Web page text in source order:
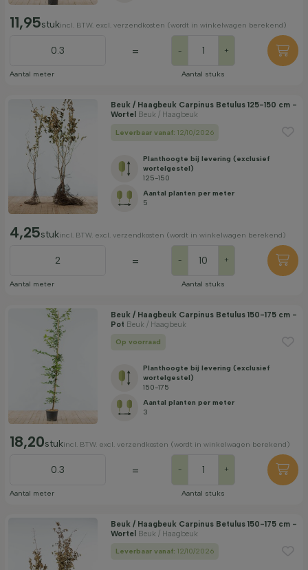
11,95stukincl. BTW. excl. verzendkosten (wordt in winkelwagen berekend)
Aantal meter
= - +
Aantal stuks
Beuk / Haagbeuk Carpinus Betulus 125-150 cm -
Wortel Beuk / Haagbeuk
Leverbaar vanaf: 12/10/2026
Planthoogte bij levering (exclusief
wortelgestel)
125-150
Aantal planten per meter
5
4,25stukincl. BTW. excl. verzendkosten (wordt in winkelwagen berekend)
Aantal meter
= - +
Aantal stuks
Beuk / Haagbeuk Carpinus Betulus 150-175 cm -
Pot Beuk / Haagbeuk
Op voorraad
Planthoogte bij levering (exclusief
wortelgestel)
150-175
Aantal planten per meter
3
18,20stukincl. BTW. excl. verzendkosten (wordt in winkelwagen berekend)
Aantal meter
= - +
Aantal stuks
Beuk / Haagbeuk Carpinus Betulus 150-175 cm -
Wortel Beuk / Haagbeuk
Leverbaar vanaf: 12/10/2026